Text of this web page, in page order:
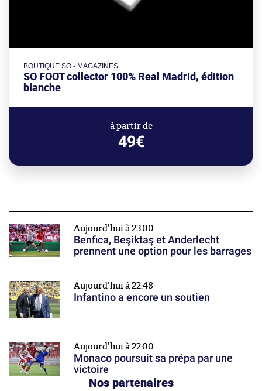
BOUTIQUE SO - MAGAZINES
SO FOOT collector 100% Real Madrid, édition
blanche
à partir de
49€
Aujourd'hui à 23:00
Benfica, Beşiktaş et Anderlecht
prennent une option pour les barrages
Aujourd'hui à 22:48
Infantino a encore un soutien
Aujourd'hui à 22:00
Monaco poursuit sa prépa par une
victoire
Nos partenaires